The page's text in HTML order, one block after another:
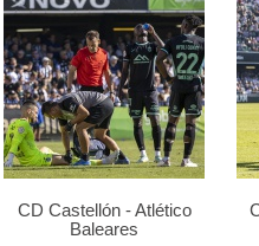
CD Castellón - Atlético
Baleares